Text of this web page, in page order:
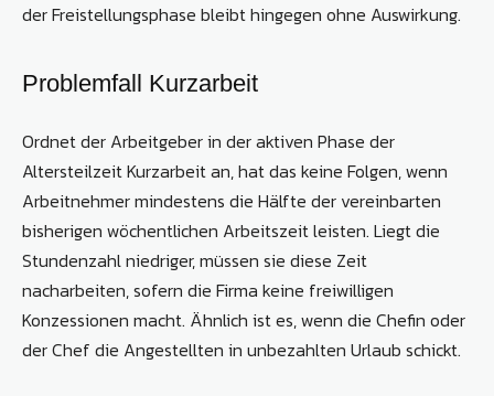
der Freistellungsphase bleibt hingegen ohne Auswirkung.
Problemfall Kurzarbeit
Ordnet der Arbeitgeber in der aktiven Phase der
Altersteilzeit Kurzarbeit an, hat das keine Folgen, wenn
Arbeitnehmer mindestens die Hälfte der vereinbarten
bisherigen wöchentlichen Arbeitszeit leisten. Liegt die
Stundenzahl niedriger, müssen sie diese Zeit
nacharbeiten, sofern die Firma keine freiwilligen
Konzessionen macht. Ähnlich ist es, wenn die Chefin oder
der Chef die Angestellten in unbezahlten Urlaub schickt.